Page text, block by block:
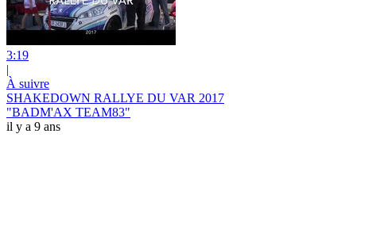
3:19
|
À suivre
SHAKEDOWN RALLYE DU VAR 2017
"BADM'AX TEAM83"
il y a 9 ans